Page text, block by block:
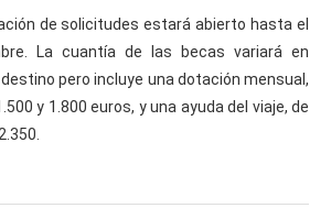
de solicitudes estará abierto hasta el
La cuantía de las becas variará en
pero incluye una dotación mensual,
y 1.800 euros, y una ayuda del viaje, de